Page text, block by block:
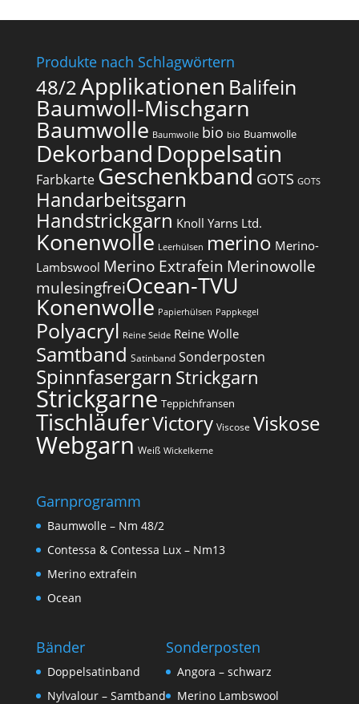
Produkte nach Schlagwörtern
48/2Applikationen Balifein
Baumwoll-Mischgarn
Baumwolle Baumwolle bio bio Buamwolle
Dekorband Doppelsatin
Farbkarte Geschenkband GOTS GOTS
Handarbeitsgarn
Handstrickgarn Knoll Yarns Ltd.
Konenwolle Leerhülsen merino Merino-
Lambswool Merino Extrafein Merinowolle
mulesingfrei​Ocean-TVU
Konenwolle Papierhülsen Pappkegel
Polyacryl Reine Seide Reine Wolle
Samtband Satinband Sonderposten
Spinnfasergarn Strickgarn
Strickgarne Teppichfransen
TischläuferVictory Viscose Viskose
Webgarn Weiß Wickelkerne
Garnprogramm
Baumwolle – Nm 48/2
Contessa & Contessa Lux – Nm13
Merino extrafein
Ocean
Bänder
Doppelsatinband
Nylvalour – Samtband
Sonderposten
Angora – schwarz
Merino Lambswool